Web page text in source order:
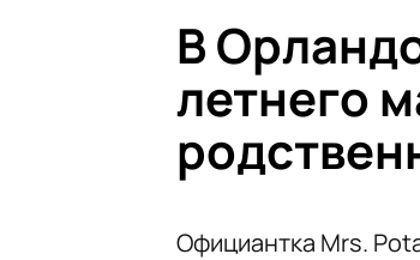
В
летнего
Официантка Mrs.